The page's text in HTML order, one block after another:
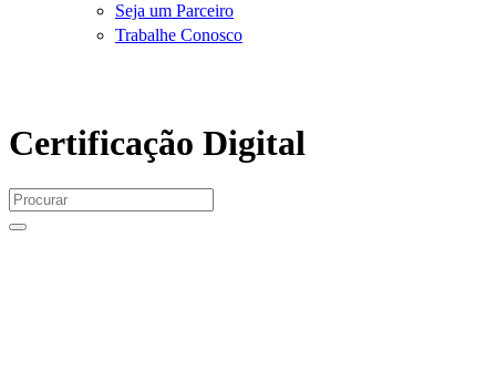
Seja um Parceiro
Trabalhe Conosco
Certificação Digital